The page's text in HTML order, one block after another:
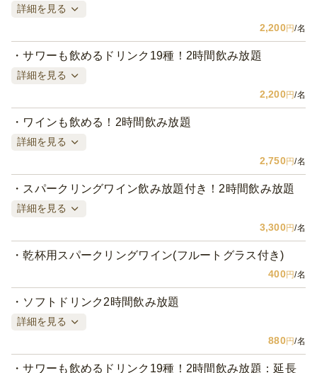
詳細を見る
2,200円/名
サワーも飲めるドリンク19種！2時間飲み放題
詳細を見る
2,200円/名
ワインも飲める！2時間飲み放題
詳細を見る
2,750円/名
スパークリングワイン飲み放題付き！2時間飲み放題
詳細を見る
3,300円/名
乾杯用スパークリングワイン(フルートグラス付き)
400円/名
ソフトドリンク2時間飲み放題
詳細を見る
880円/名
サワーも飲めるドリンク19種！2時間飲み放題：延長